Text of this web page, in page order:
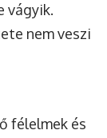
vágyik.
nem veszi
félelmek és